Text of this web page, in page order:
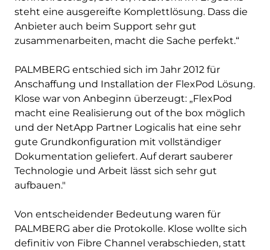
steht eine ausgereifte Komplettlösung. Dass die
Anbieter auch beim Support sehr gut
zusammenarbeiten, macht die Sache perfekt.“
PALMBERG entschied sich im Jahr 2012 für
Anschaffung und Installation der FlexPod Lösung.
Klose war von Anbeginn überzeugt: „FlexPod
macht eine Realisierung out of the box möglich
und der NetApp Partner Logicalis hat eine sehr
gute Grundkonfiguration mit vollständiger
Dokumentation geliefert. Auf derart sauberer
Technologie und Arbeit lässt sich sehr gut
aufbauen."
Von entscheidender Bedeutung waren für
PALMBERG aber die Protokolle. Klose wollte sich
definitiv von Fibre Channel verabschieden, statt